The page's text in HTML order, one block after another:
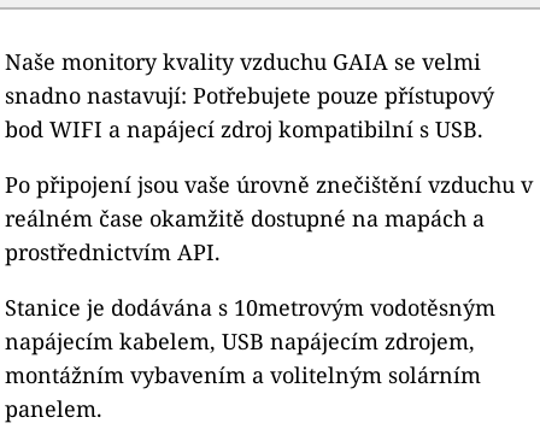
Naše monitory kvality vzduchu GAIA se velmi
snadno nastavují: Potřebujete pouze přístupový
bod WIFI a napájecí zdroj kompatibilní s USB.
Po připojení jsou vaše úrovně znečištění vzduchu v
reálném čase okamžitě dostupné na mapách a
prostřednictvím API.
Stanice je dodávána s 10metrovým vodotěsným
napájecím kabelem, USB napájecím zdrojem,
montážním vybavením a volitelným solárním
panelem.